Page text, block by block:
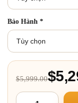
Bảo Hành *
$5,999.00